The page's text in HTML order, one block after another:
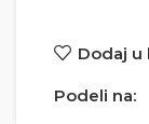
Dodaj u
Podeli na: